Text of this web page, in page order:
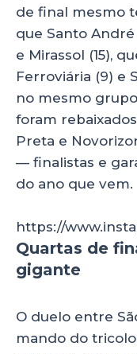
de final mesmo
que Santo André
e Mirassol (15),
Ferroviária (9) e
no mesmo
foram
Preta e
— finalistas e
do ano que vem.
https://
Quartas de
gigante
O duelo entre
mando do